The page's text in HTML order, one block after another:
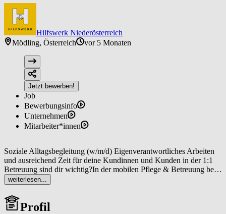
Hilfswerk Niederösterreich
Mödling, Österreich
vor 5 Monaten
Jetzt bewerben!
Job
Bewerbungsinfo
Unternehmen
Mitarbeiter*innen
Soziale Alltagsbegleitung (w/m/d) Eigenverantwortliches Arbeiten
und ausreichend Zeit für deine Kundinnen und Kunden in der 1:1
Betreuung sind dir wichtig?In der mobilen Pflege & Betreuung beim
Hilfswerk Niederösterreich sitzt du selbst am Steuer!Werde auch du
Teil unseres Teams! In Mödling bieten wir ab sofort die Jobposition
Soziale Alltagsbegleitung (w/m/d)
weiterlesen...
Profil